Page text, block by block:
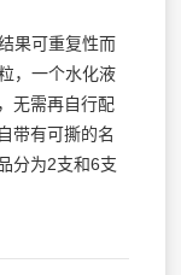
果可重复性而
，一个水化液
无需再自行配
带有可撕的名
分为2支和6支